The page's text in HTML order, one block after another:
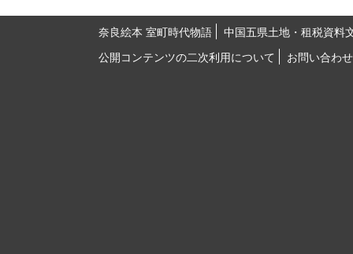
奈良絵本 室町時代物語
中国五県土地・租税資料
公開コンテンツの二次利用について
お問い合わせ